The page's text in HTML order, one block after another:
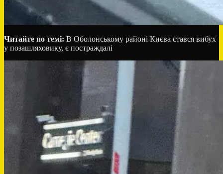
Читайте по темі: В Оболонському районі Києва стався вибух
у позашляховику, є постраждалі